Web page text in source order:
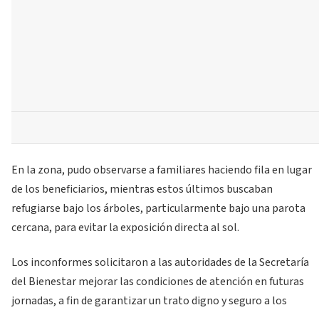
En la zona, pudo observarse a familiares haciendo fila en lugar
de los beneficiarios, mientras estos últimos buscaban
refugiarse bajo los árboles, particularmente bajo una parota
cercana, para evitar la exposición directa al sol.
Los inconformes solicitaron a las autoridades de la Secretaría
del Bienestar mejorar las condiciones de atención en futuras
jornadas, a fin de garantizar un trato digno y seguro a los